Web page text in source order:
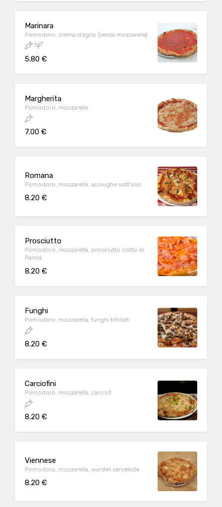
Marinara
Pomodoro, crema d'aglio (senza mozzarella)
5.80 €
Margherita
Pomodoro, mozzarella
7.00 €
Romana
Pomodoro, mozzarella, acciughe sott'olio
8.20 €
Prosciutto
Pomodoro, mozzarella, prosciutto cotto di
Parma
8.20 €
Funghi
Pomodoro, mozzarella, funghi trifolati
8.20 €
Carciofini
Pomodoro, mozzarella, carciofi
8.20 €
Viennese
Pomodoro, mozzarella, wurstel servelade
8.20 €